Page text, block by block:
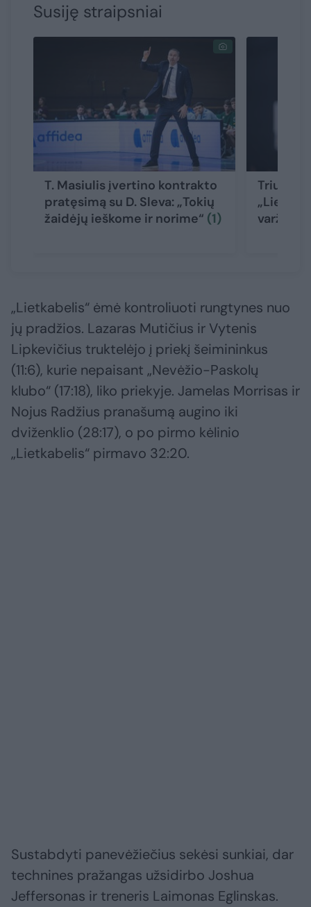
Susiję straipsniai
T. Masiulis įvertino kontrakto
pratęsimą su D. Sleva: „Tokių
žaidėjų ieškome ir norime“ (1)
varžovus
„Lietkabelis“ ėmė kontroliuoti rungtynes nuo
jų pradžios. Lazaras Mutičius ir Vytenis
Lipkevičius truktelėjo į priekį šeimininkus
(11:6), kurie nepaisant „Nevėžio-Paskolų
klubo“ (17:18), liko priekyje. Jamelas Morrisas ir
Nojus Radžius pranašumą augino iki
dviženklio (28:17), o po pirmo kėlinio
„Lietkabelis“ pirmavo 32:20.
Sustabdyti panevėžiečius sekėsi sunkiai, dar
technines pražangas užsidirbo Joshua
Jeffersonas ir treneris Laimonas Eglinskas.